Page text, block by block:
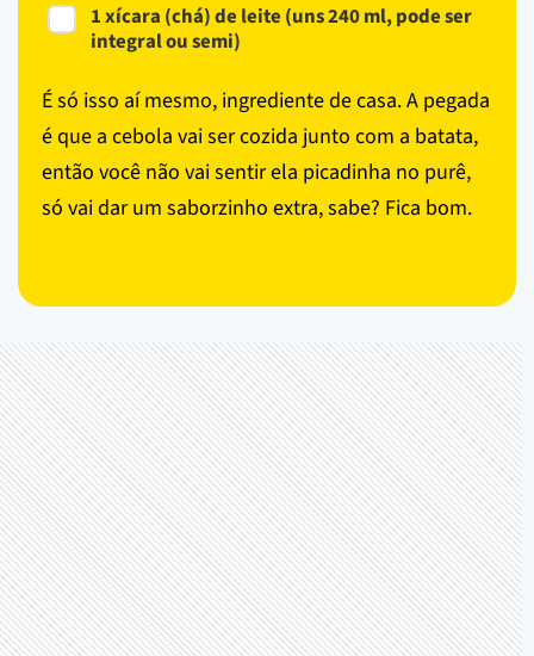
1 xícara (chá) de leite (uns 240 ml, pode ser
integral ou semi)
É só isso aí mesmo, ingrediente de casa. A pegada
é que a cebola vai ser cozida junto com a batata,
então você não vai sentir ela picadinha no purê,
só vai dar um saborzinho extra, sabe? Fica bom.